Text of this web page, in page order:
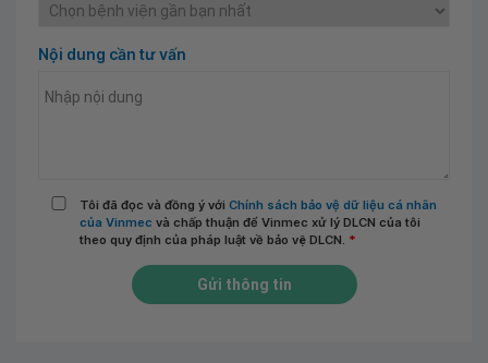
Nội dung cần tư vấn
Tôi đã đọc và đồng ý với Chính sách bảo vệ dữ liệu cá nhân
của Vinmec và chấp thuận để Vinmec xử lý DLCN của tôi
theo quy định của pháp luật về bảo vệ DLCN. *
Gửi thông tin